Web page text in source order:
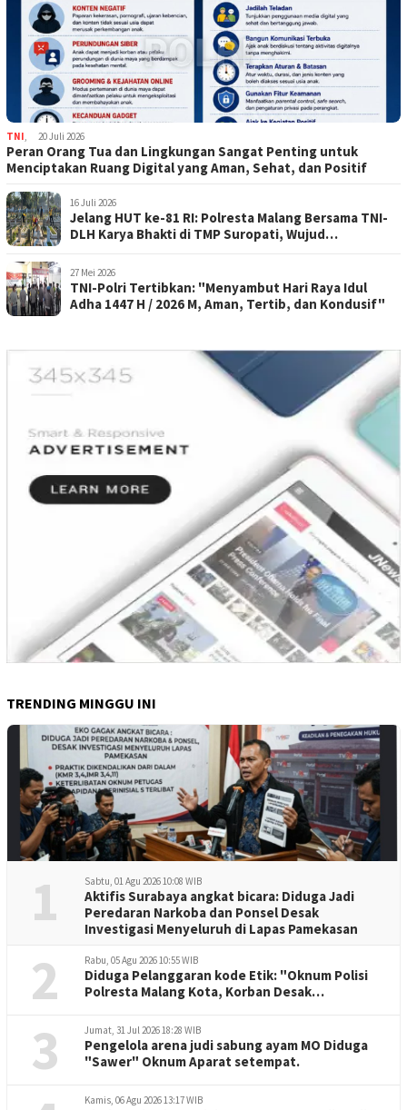
TNI, 20 Juli 2026
Peran Orang Tua dan Lingkungan Sangat Penting untuk
Menciptakan Ruang Digital yang Aman, Sehat, dan Positif
16 Juli 2026
Jelang HUT ke-81 RI: Polresta Malang Bersama TNI-
DLH Karya Bhakti di TMP Suropati, Wujud
27 Mei 2026
TNI-Polri Tertibkan: "Menyambut Hari Raya Idul
Adha 1447 H / 2026 M, Aman, Tertib, dan Kondusif"
TRENDING MINGGU INI
1 Sabtu, 01 Agu 2026 10:08 WIB
Aktifis Surabaya angkat bicara: Diduga Jadi
Peredaran Narkoba dan Ponsel Desak
Investigasi Menyeluruh di Lapas Pamekasan
2 Rabu, 05 Agu 2026 10:55 WIB
Diduga Pelanggaran kode Etik: "Oknum Polisi
Polresta Malang Kota, Korban Desak
3 Jumat, 31 Jul 2026 18:28 WIB
Pengelola arena judi sabung ayam MO Diduga
"Sawer" Oknum Aparat setempat.
Kamis, 06 Agu 2026 13:17 WIB